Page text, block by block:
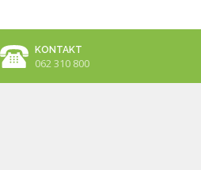
KONTAKT
062 310 800